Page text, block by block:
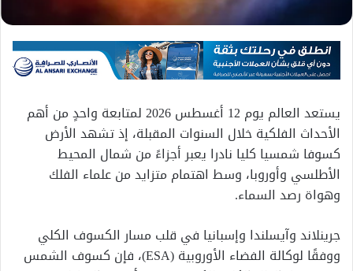
يستعد العالم يوم 12 أغسطس 2026 لمتابعة واحدٍ من أهم
الأحداث الفلكية خلال السنوات المقبلة، إذ تشهد الأرض
كسوفا شمسيا كليا نادرا يعبر أجزاءً من شمال المحيط
الأطلسي وأوروبا، وسط اهتمام متزايد من علماء الفلك
وهواة رصد السماء.
جرينلاند وآيسلندا وإسبانيا في قلب مسار الكسوف الكلي
ووفقًا لوكالة الفضاء الأوروبية (ESA)، فإن كسوف الشمس